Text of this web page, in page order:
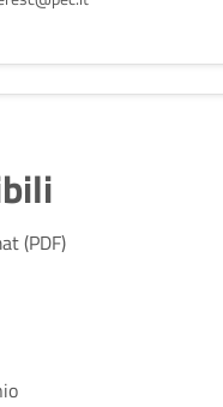
(PDF)